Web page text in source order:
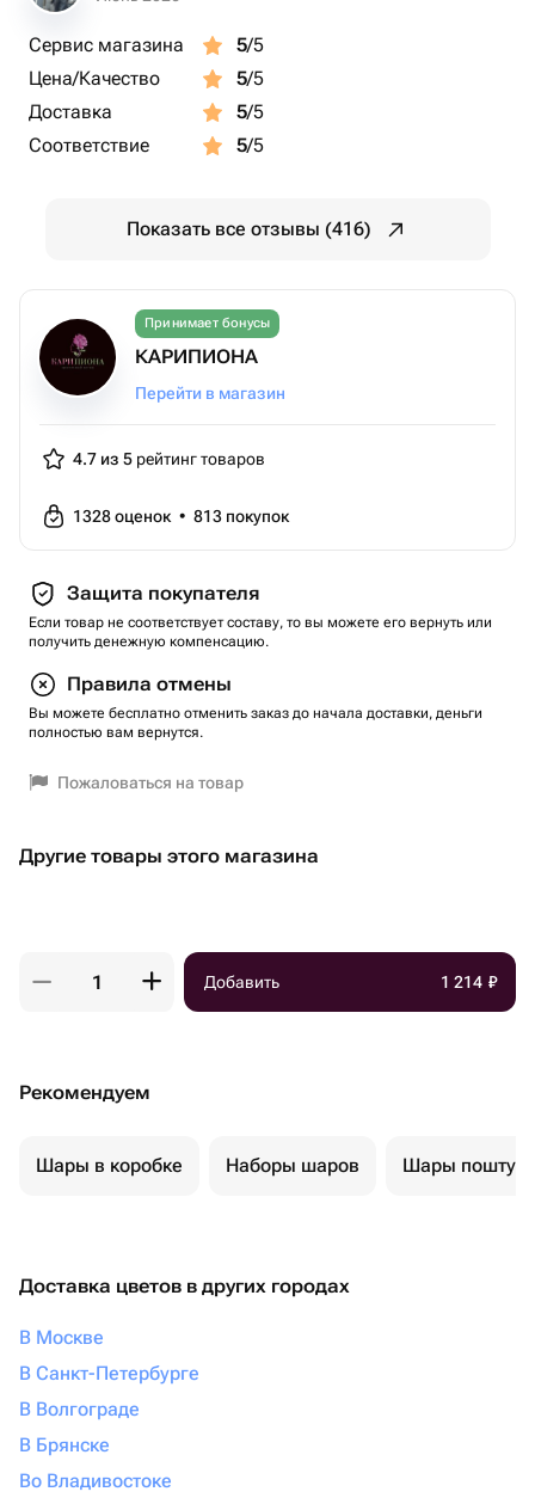
Сервис магазина 5/5
Цена/Качество
5/5
Доставка
5/5
Соответствие
5/5
Показать все отзывы (416)
Принимает бонусы
КАРИПИОНА
Перейти в магазин
4.7 из 5 рейтинг товаров
1328оценок • 813 покупок
Защита покупателя
Если товар не соответствует составу, то вы можете его вернуть или
получить денежную компенсацию.
Правила отмены
Вы можете бесплатно отменить заказ до начала доставки, деньги
полностью вам вернутся.
Пожаловаться на товар
Другие товары этого магазина
Добавить 1 214 ₽
Рекомендуем
Шары в коробке Наборы шаров Шары
Доставка цветов в других городах
В Москве
В Санкт-Петербурге
В Волгограде
В Брянске
Во Владивостоке